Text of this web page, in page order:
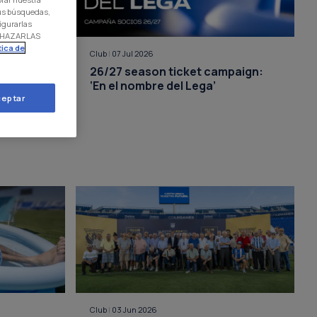
Club | 07 Jul 2026
26/27 season ticket campaign:
‘En el nombre del Lega’
Club | 03 Jun 2026
búsquedas,
de